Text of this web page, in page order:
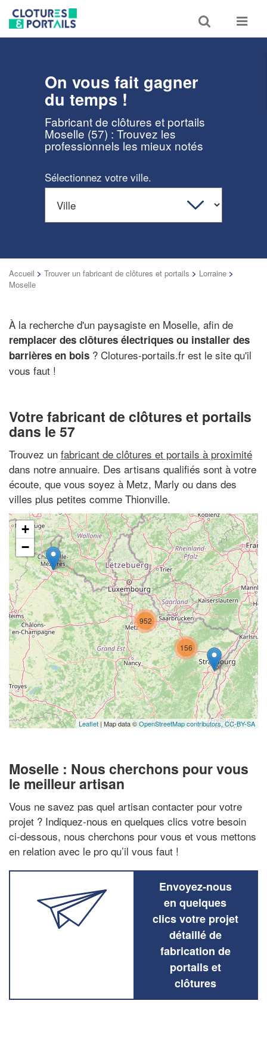
Toggle
search
Toggle
On vous fait gagner
du temps !
Fabricant de clôtures et portails
Moselle (57) : Trouvez les
professionnels les mieux notés
Sélectionnez votre ville.
Accueil > Trouver un fabricant de clôtures et portails > Lorraine >
Moselle
À la recherche d'un paysagiste en Moselle, afin de
remplacer des clôtures électriques ou installer des
barrières en bois ? Clotures-portails.fr est le site qu'il
vous faut !
Votre fabricant de clôtures et portails
dans le 57
Trouvez un fabricant de clôtures et portails à proximité
dans notre annuaire. Des artisans qualifiés sont à votre
écoute, que vous soyez à Metz, Marly ou dans des
villes plus petites comme Thionville.
156
952
+
−
Leaflet | Map data ©OpenStreetMap contributors,CC-BY-SA
Moselle : Nous cherchons pour vous
le meilleur artisan
Vous ne savez pas quel artisan contacter pour votre
projet ? Indiquez-nous en quelques clics votre besoin
ci-dessous, nous cherchons pour vous et vous mettons
en relation avec le pro qu’il vous faut !
Envoyez-nous
en quelques
clics votre projet
détaillé de
fabrication de
portails et
clôtures